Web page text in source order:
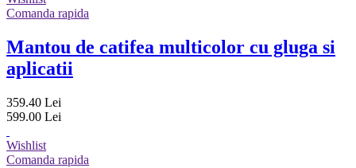
Comanda rapida
Mantou de catifea multicolor cu gluga si
aplicatii
359.40 Lei
599.00 Lei
Wishlist
Comanda rapida